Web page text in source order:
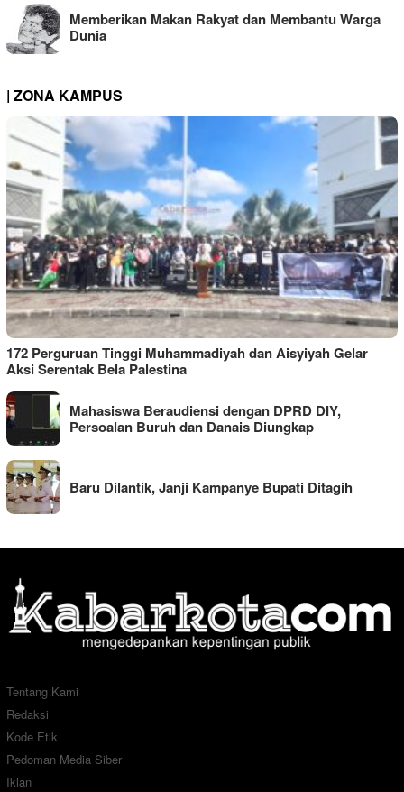
Memberikan Makan Rakyat dan Membantu Warga
Dunia
| ZONA KAMPUS
172 Perguruan Tinggi Muhammadiyah dan Aisyiyah Gelar
Aksi Serentak Bela Palestina
Mahasiswa Beraudiensi dengan DPRD DIY,
Persoalan Buruh dan Danais Diungkap
Baru Dilantik, Janji Kampanye Bupati Ditagih
Tentang Kami
Redaksi
Kode Etik
Pedoman Media Siber
Iklan